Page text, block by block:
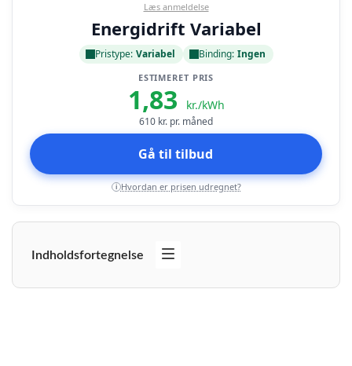
Læs anmeldelse
Energidrift Variabel
Pristype: Variabel Binding: Ingen
ESTIMERET PRIS
1,83 kr./kWh
610 kr. pr. måned
Gå til tilbud
i Hvordan er prisen udregnet?
Indholdsfortegnelse